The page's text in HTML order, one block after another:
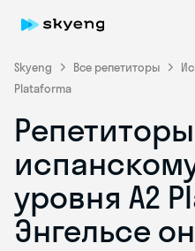
Skyeng Все репетиторы
Plataforma
уровня А2
Энгельсе
Skyeng Chat